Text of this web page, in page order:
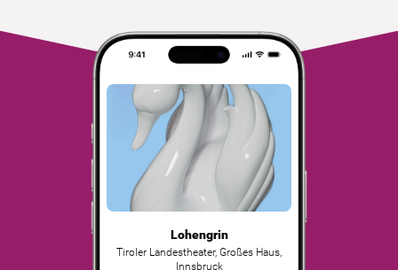
Lohengrin
Tiroler Landestheater, Großes Haus
Innsbruck